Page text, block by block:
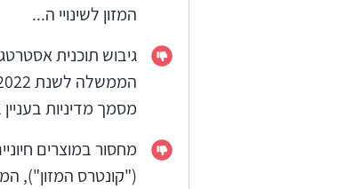
המזון לשינויי ה...
גיבוש תוכנית
מסמך מדיניות בעניין
("קונטרס המזון"),